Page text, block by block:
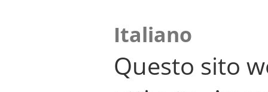
Italiano
Questo sito